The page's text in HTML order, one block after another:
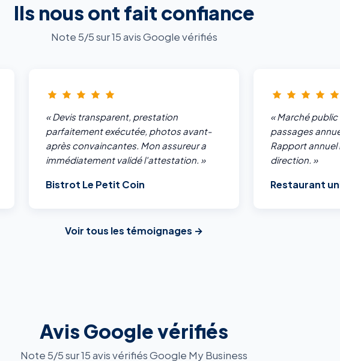
Ils nous ont fait confiance
Note 5/5 sur 15 avis Google vérifiés
« Devis transparent, prestation
parfaitement exécutée, photos avant-
après convaincantes. Mon assureur a
immédiatement validé l'attestation. »
Bistrot Le Petit Coin
« Marché
passages
Rapport
direction. »
Restaurant
Voir tous les témoignages →
Avis Google vérifiés
Note 5/5 sur 15 avis vérifiés Google My Business